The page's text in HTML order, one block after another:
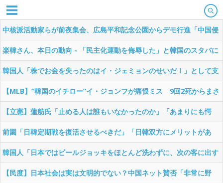
中核派活動家らが前夜集会、広島平和記念公園からデモ行進「中国侵
略戦争、世界核戦争を止めよう！」と絶叫 [8/6] [ばーど★]
楽韓さん、本日の動向 - 「民主化運動を侮辱した」と韓国のスタバに
強制捜査……なるほど、これがK民主主義の発露か
韓国人「株でお金を失ったのはイ・ジェミョンのせいだ！」として支
持率が右肩下がりに……まあ、本当にその側面があるので救えないん
ですが
【MLB】“韓国のイチロー”イ・ジョンフが痛恨ミス 9回2死からまさ
か…サヨナラ負けに動けず、地元放送は同情「不運でした」[8/5] [昆
虫図鑑★]
【立憲】蓮舫氏「止める人は誰もいなかったのか」「あまりにも愕
然」 高市首相「上空から合掌」巡る投稿を批判 [少考さん★]
前園「日韓定期戦を復活させるべきだ」「日韓双方にメリットがあ
る」……日本へのメリットがなにもないんですが、それは
韓国人「日本ではビールジョッキをほとんど洗わずに、次の客に出す
んだ！ これが証拠の映像だ!!」……あー、なるほどですねー。韓国には
【民度】日本社会は実は文明的でない？中国ネット賛否「非常に野